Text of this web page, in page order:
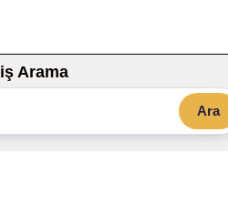
Arama
Ara